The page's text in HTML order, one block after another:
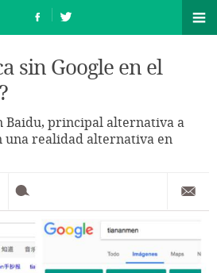
sin Google en el
Baidu, principal alternativa a
una realidad alternativa en